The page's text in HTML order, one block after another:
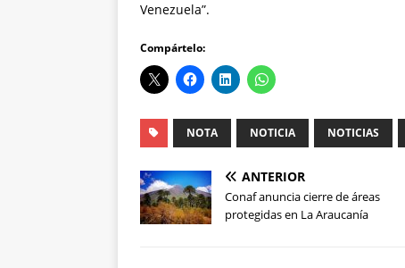
Venezuela”.
Compártelo:
NOTA NOTICIA NOTICIAS
ANTERIOR
Conaf anuncia cierre de áreas
protegidas en La Araucanía